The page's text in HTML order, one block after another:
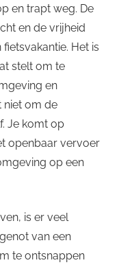
en trapt weg. De
en de vrijheid
Het is
stelt om te
en
niet om de
Je komt op
openbaar vervoer
op een
is er veel
van een
te ontsnappen